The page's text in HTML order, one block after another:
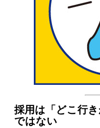
採用は「どこ行
ではない